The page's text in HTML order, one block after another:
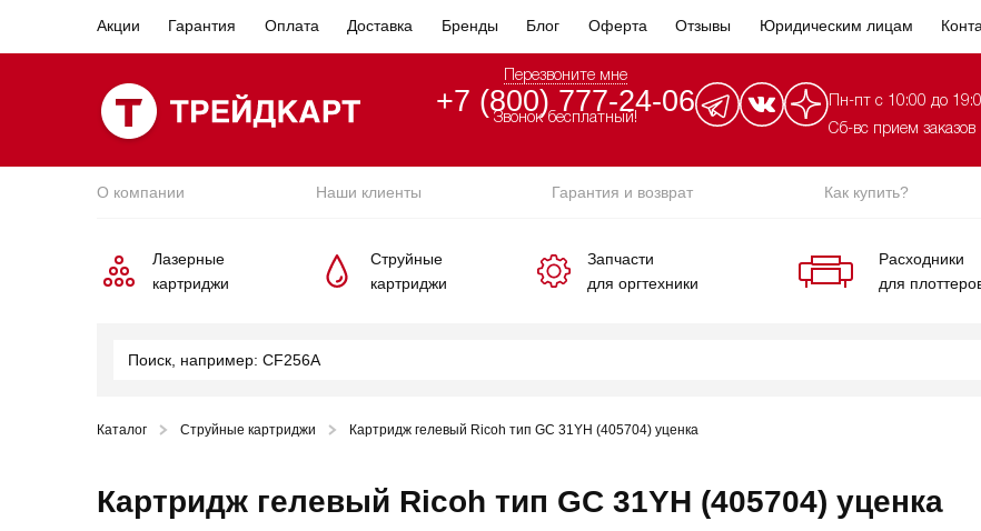
Акции Гарантия Оплата Доставка Бренды Блог Оферта Отзывы Юридическим лицам
Перезвоните мне
+7 (800) 777-24-06
Звонок бесплатный!
Пн-пт с 10:00 до
Сб-вс прием заказов
О компании Наши клиенты Гарантия и возврат Как купить?
Лазерные
картриджи
Струйные
картриджи
Запчасти
для оргтехники
Расходники
для
Каталог Струйные картриджи Картридж гелевый Ricoh тип GC 31YH (405704) уценка
Картридж гелевый Ricoh тип GC 31YH (405704) уценка